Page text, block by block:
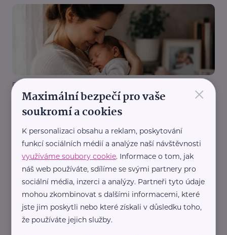
Rodinná síť
Adoptovaná dcera se stala bříškovou maminkou
Děti Mateřství a rodičovství Náhradní rodič, pěstoun, hostitel
Nadační fond SPOLUŽIVOT
×
Maximální bezpečí pro vaše
soukromí a cookies
K personalizaci obsahu a reklam, poskytování
funkcí sociálních médií a analýze naší návštěvnosti
využíváme soubory cookie. Informace o tom, jak
náš web používáte, sdílíme se svými partnery pro
sociální média, inzerci a analýzy. Partneři tyto údaje
mohou zkombinovat s dalšími informacemi, které
jste jim poskytli nebo které získali v důsledku toho,
že používáte jejich služby.